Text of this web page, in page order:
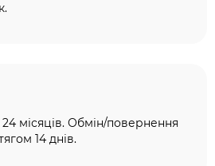
24 місяців. Обмін/повернення
14 днів.